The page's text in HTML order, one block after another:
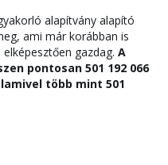
alapítvány alapító
ami már korábban is
gazdag. A
pontosan 501 192 066
több mint 501